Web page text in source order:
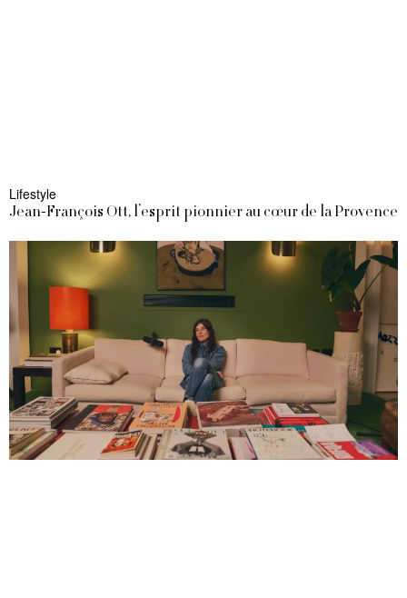
Lifestyle
Jean-François Ott, l’esprit pionnier au cœur de la Provence